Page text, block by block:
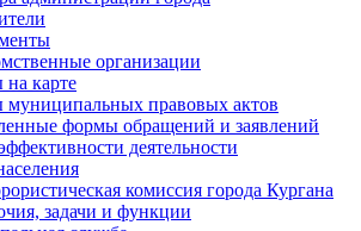
организации
карте
муниципальных правовых актов
формы обращений и заявлений
деятельности
комиссия города Кургана
задачи и функции